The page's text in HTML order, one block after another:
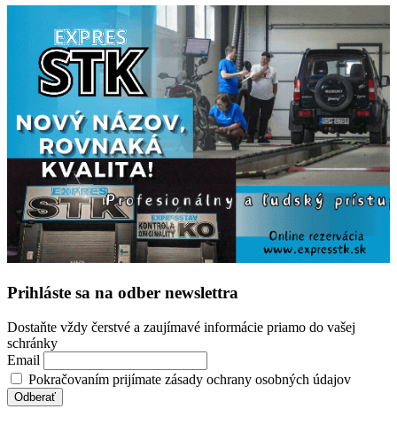
Prihláste sa na odber newslettra
Dostaňte vždy čerstvé a zaujímavé informácie priamo do vašej
schránky
Email
Pokračovaním prijímate zásady ochrany osobných údajov